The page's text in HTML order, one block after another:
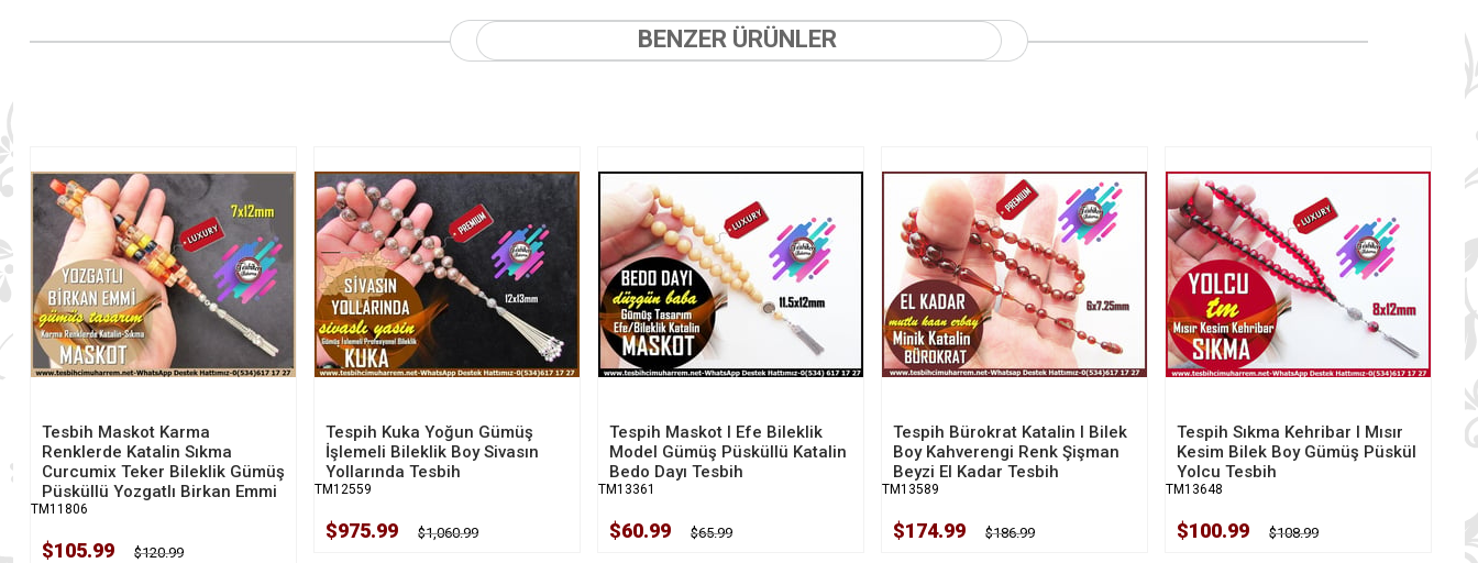
BENZER ÜRÜNLER
Tesbih Maskot Karma
Renklerde Katalin Sıkma
Curcumix Teker Bileklik Gümüş
Püsküllü Yozgatlı Birkan Emmi
TM11806
$105.99 $120.99
Tespih Kuka Yoğun Gümüş
İşlemeli Bileklik Boy Sivasın
Yollarında Tesbih
TM12559
$975.99 $1,060.99
Tespih Maskot I Efe Bileklik
Model Gümüş Püsküllü Katalin
Bedo Dayı Tesbih
TM13361
$60.99 $65.99
Tespih Bürokrat Katalin I Bilek
Boy Kahverengi Renk Şişman
Beyzi El Kadar Tesbih
TM13589
$174.99 $186.99
Tespih Sıkma Kehribar I Mısır
Kesim Bilek Boy Gümüş Püskül
Yolcu Tesbih
TM13648
$100.99 $108.99